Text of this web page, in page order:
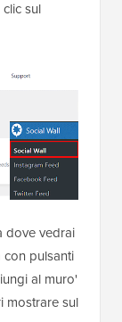
sul
dove vedrai
pulsanti
al muro'
mostrare sul